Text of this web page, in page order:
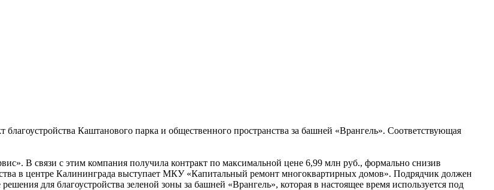
Каштанового парка и общественного пространства за башней «Врангель». Соответствующая
В связи с этим компания получила контракт по максимальной цене 6,99 млн руб., формально снизив
в центре Калининграда выступает МКУ «Капитальный ремонт многоквартирных домов». Подрядчик должен
для благоустройства зеленой зоны за башней «Врангель», которая в настоящее время используется под